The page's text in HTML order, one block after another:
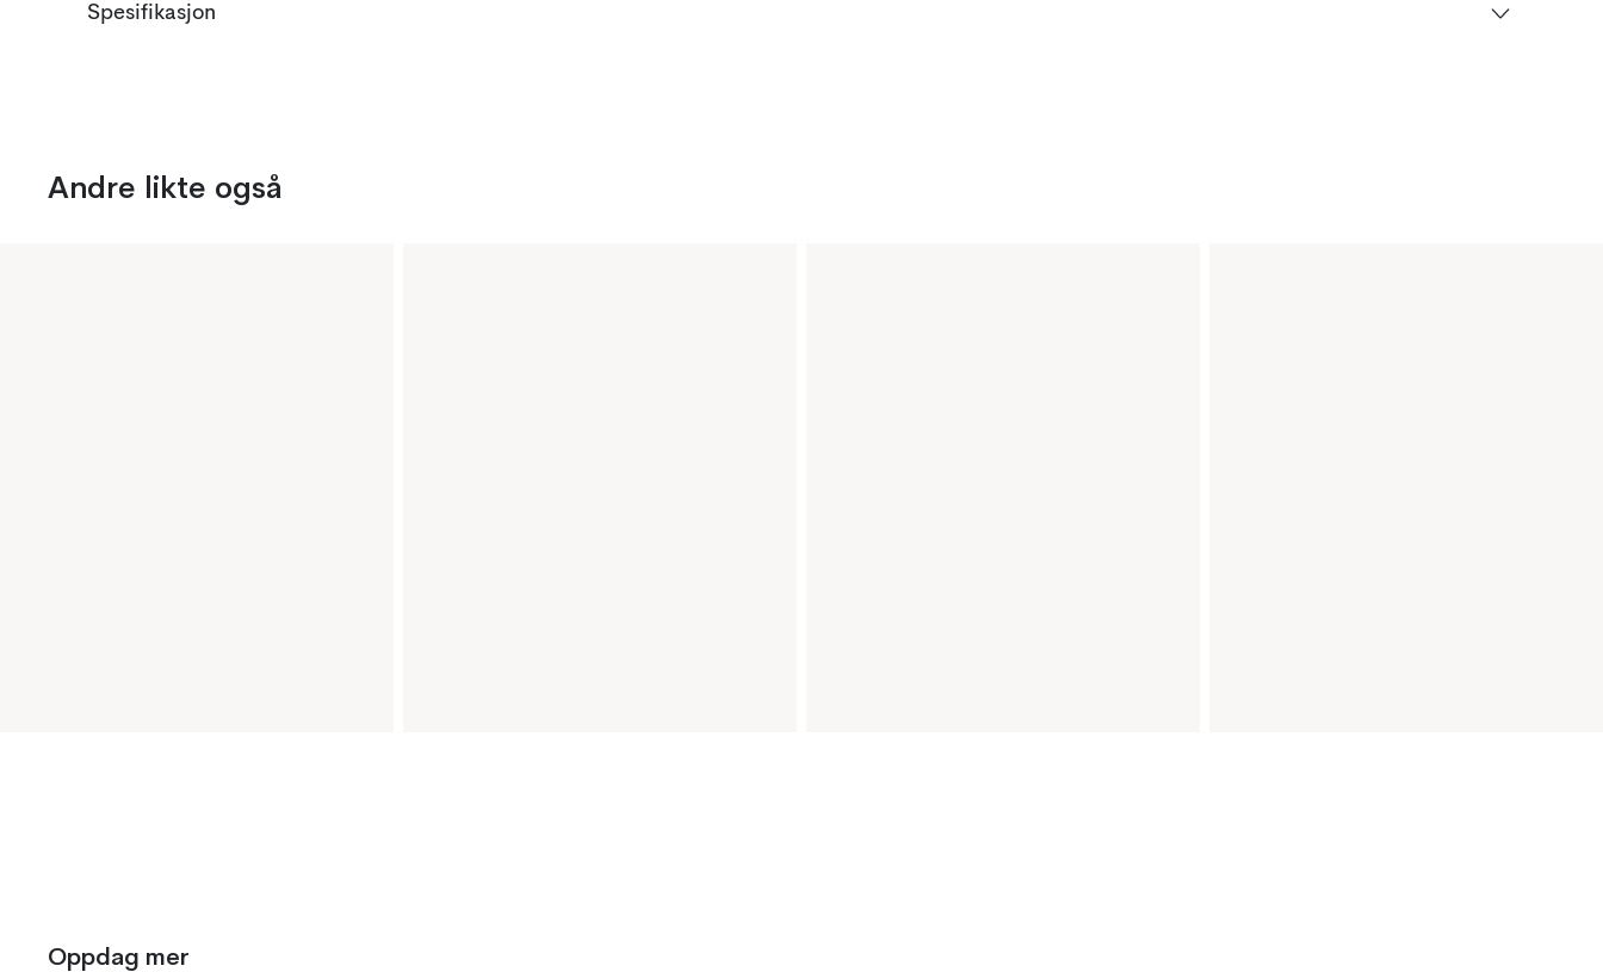
Spesifikasjon
Andre likte også
Oppdag mer